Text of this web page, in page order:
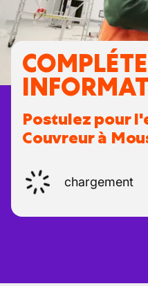
Postulez pour
Couvreur à
chargement